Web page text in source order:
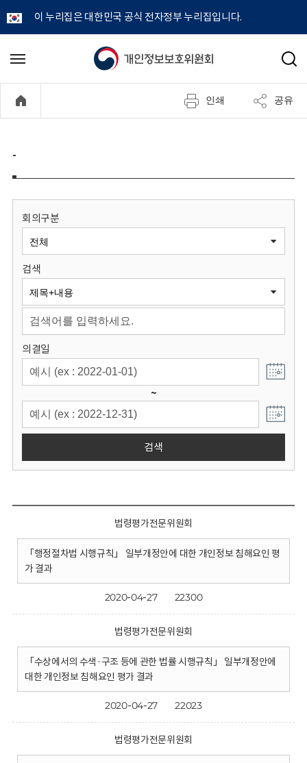
이 누리집은 대한민국 공식 전자정부 누리집입니다.
개
정
보
원
회
메
기
검
인쇄 공유
-
회의구분
검색
의결일
~
검색
법령평가전문위원회
「행정절차법 시행규칙」 일부개정안에 대한 개인정보 침해요인 평
가 결과
2020-04-27 22300
법령평가전문위원회
「수상에서의 수색·구조 등에 관한 법률 시행규칙」 일부개정안에
대한 개인정보 침해요인 평가 결과
2020-04-27 22023
법령평가전문위원회